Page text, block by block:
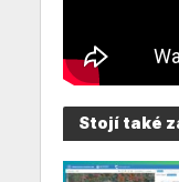
Stojí také